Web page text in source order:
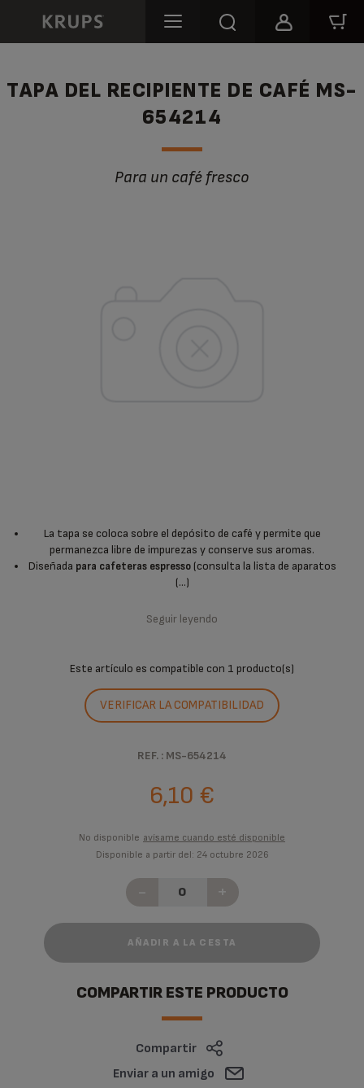
TAPA DEL RECIPIENTE DE CAFÉ MS-
654214
Para un café fresco
La tapa se coloca sobre el depósito de café y permite que
permanezca libre de impurezas y conserve sus aromas.
Diseñada para cafeteras espresso (consulta la lista de aparatos
(...)
Seguir leyendo
Este artículo es compatible con 1 producto(s)
VERIFICAR LA COMPATIBILIDAD
REF. : MS-654214
6,10 €
No disponible avísame cuando esté disponible
Disponible a partir del: 24 octubre 2026
- +
AÑADIR A LA CESTA
COMPARTIR ESTE PRODUCTO
Compartir
Enviar a un amigo